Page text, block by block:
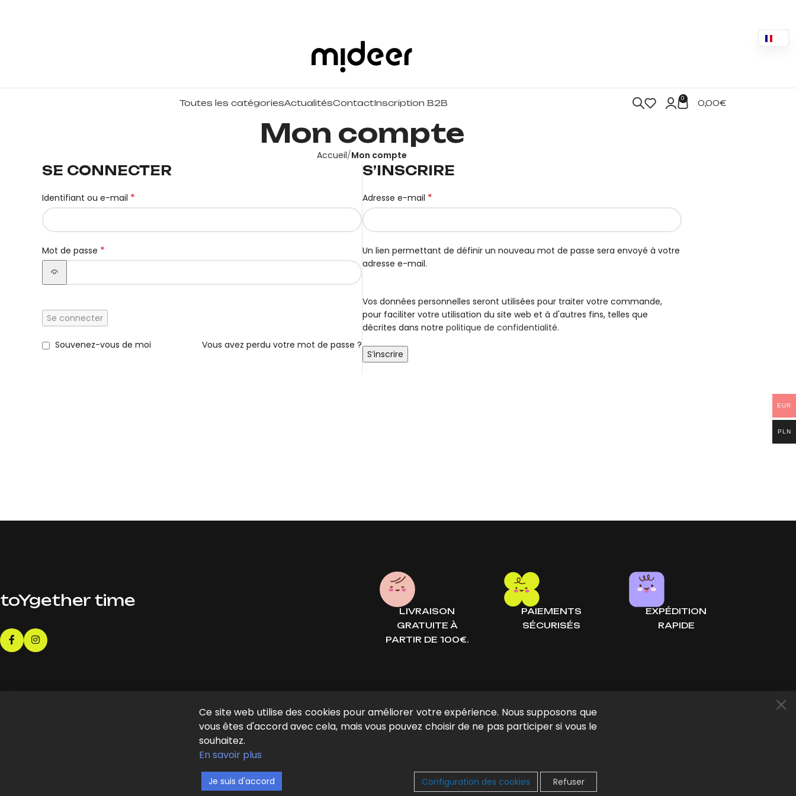
Toutes les catégoriesActualitésContactInscription B2B 0 0,00€
Mon compte
Accueil Mon compte
SE CONNECTER
Identifiant ou e-mail *
Mot de passe *
Se connecter
Vous avez perdu votre mot de passe ?
Souvenez-vous de moi
S’INSCRIRE
Adresse e-mail *
Un lien permettant de définir un nouveau mot de passe sera envoyé à votre
adresse e-mail.
Vos données personnelles seront utilisées pour traiter votre commande,
pour faciliter votre utilisation du site web et à d'autres fins, telles que
décrites dans notre politique de confidentialité.
S’inscrire
toYgether time
LIVRAISON
GRATUITE À
PARTIR DE 100€.
PAIEMENTS
SÉCURISÉS
EXPÉDITION
RAPIDE
Mon compte
A propos de nous
Conditions générales d'utilisation
Politique de confidentialité
Ce site web utilise des cookies pour améliorer votre expérience. Nous supposons que
vous êtes d'accord avec cela, mais vous pouvez choisir de ne pas participer si vous le
souhaitez.
En savoir plus
Je suis d'accord Refuser
Configuration des cookies
EUR
PLN